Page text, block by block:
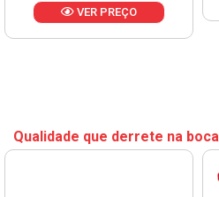
VER PREÇO
Qualidade que derrete na boca